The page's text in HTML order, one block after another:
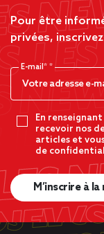
Pour être
privées,
E-mail*
En
recevoir nos
articles et
de
M’inscrire à